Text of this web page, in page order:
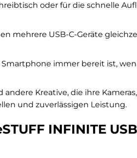
oder für die schnelle
mehrere USB-C-Geräte
immer bereit ist,
Kreative, die ihre
und zuverlässigen Leistung.
INFINITE